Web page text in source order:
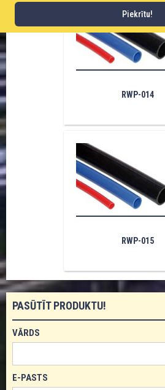
RWP-014
RWP-015
PASŪTĪT PRODUKTU!
VĀRDS
E-PASTS
Piekrītu!